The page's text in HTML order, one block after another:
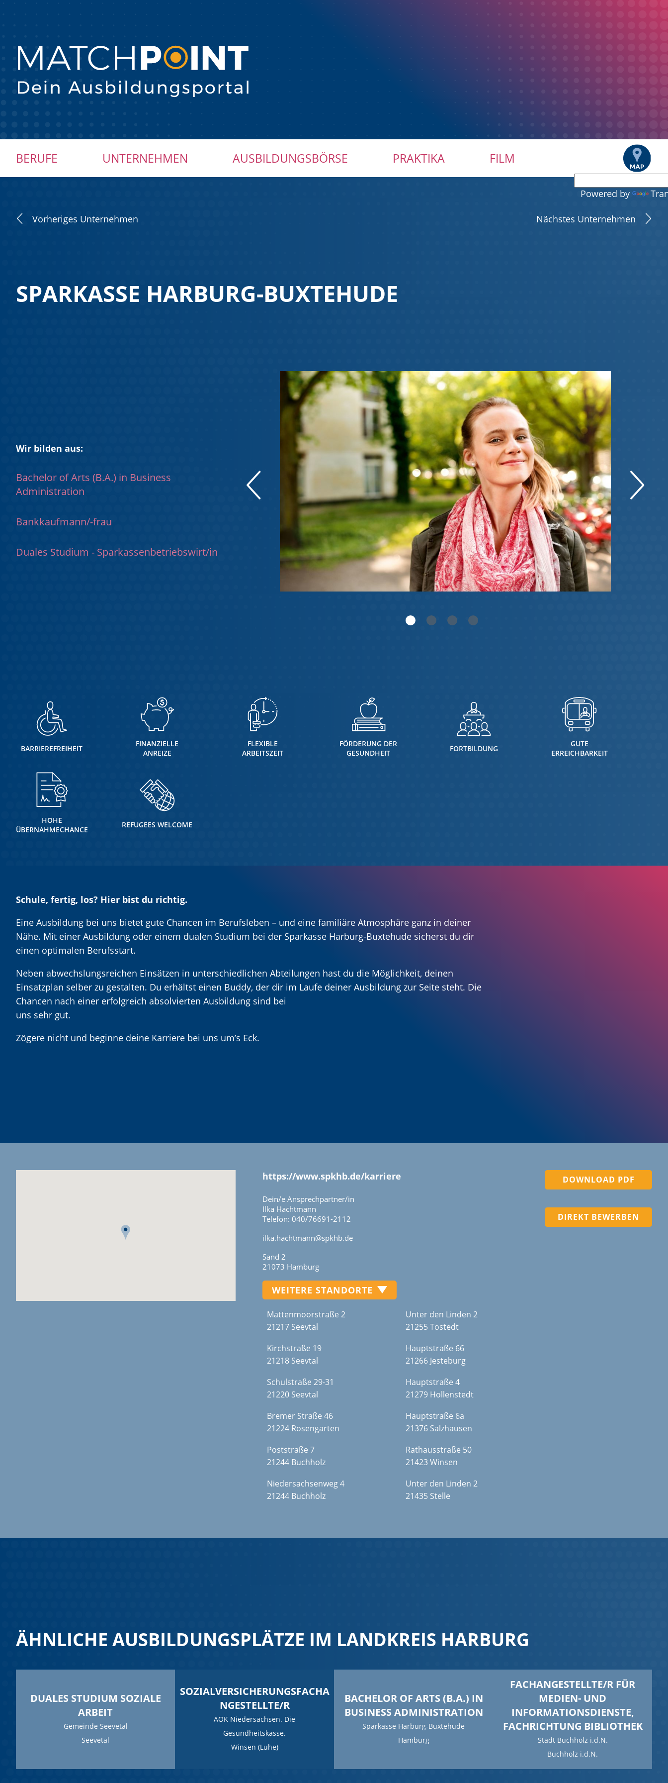
überspringen
BERUFE UNTERNEHMEN AUSBILDUNGSBÖRSE PRAKTIKA FILM
Powered by
Vorheriges Unternehmen Nächstes Unternehmen
SPARKASSE HARBURG-BUXTEHUDE
Wir bilden aus:
Bachelor of Arts (B.A.) in Business
Administration
Bankkaufmann/-frau
Duales Studium - Sparkassenbetriebswirt/in
BARRIEREFREIHEIT
FINANZIELLE
ANREIZE
FLEXIBLE
ARBEITSZEIT
FÖRDERUNG DER
GESUNDHEIT
FORTBILDUNG
GUTE
ERREICHBARKEIT
HOHE
ÜBERNAHMECHANCE
REFUGEES WELCOME
Schule, fertig, los? Hier bist du richtig.
Eine Ausbildung bei uns bietet gute Chancen im Berufsleben – und eine familiäre Atmosphäre ganz in deiner
Nähe. Mit einer Ausbildung oder einem dualen Studium bei der Sparkasse Harburg-Buxtehude sicherst du dir
einen optimalen Berufsstart.
Neben abwechslungsreichen Einsätzen in unterschiedlichen Abteilungen hast du die Möglichkeit, deinen
Einsatzplan selber zu gestalten. Du erhältst einen Buddy, der dir im Laufe deiner Ausbildung zur Seite steht. Die
Chancen nach einer erfolgreich absolvierten Ausbildung sind bei
uns sehr gut.
Zögere nicht und beginne deine Karriere bei uns um’s Eck.
https://www.spkhb.de/karriere
Dein/e Ansprechpartner/in
Ilka Hachtmann
Telefon: 040/76691-2112
ilka.hachtmann@spkhb.de
Sand 2
21073 Hamburg
WEITERE STANDORTE
Mattenmoorstraße 2
21217 Seevtal
Kirchstraße 19
21218 Seevtal
Schulstraße 29-31
21220 Seevtal
Bremer Straße 46
21224 Rosengarten
Poststraße 7
21244 Buchholz
Niedersachsenweg 4
21244 Buchholz
Unter den Linden 2
21255 Tostedt
Hauptstraße 66
21266 Jesteburg
Hauptstraße 4
21279 Hollenstedt
Hauptstraße 6a
21376 Salzhausen
Rathausstraße 50
21423 Winsen
Unter den Linden 2
21435 Stelle
DOWNLOAD PDF
DIREKT BEWERBEN
ÄHNLICHE AUSBILDUNGSPLÄTZE IM LANDKREIS HARBURG
DUALES STUDIUM SOZIALE
ARBEIT
Gemeinde Seevetal
Seevetal
SOZIALVERSICHERUNGSFACHA
NGESTELLTE/R
AOK Niedersachsen. Die
Gesundheitskasse.
Winsen (Luhe)
BACHELOR OF ARTS (B.A.) IN
BUSINESS ADMINISTRATION
Sparkasse Harburg-Buxtehude
Hamburg
FACHANGESTELLTE/R FÜR
MEDIEN- UND
INFORMATIONSDIENSTE,
FACHRICHTUNG BIBLIOTHEK
Stadt Buchholz i.d.N.
Buchholz i.d.N.